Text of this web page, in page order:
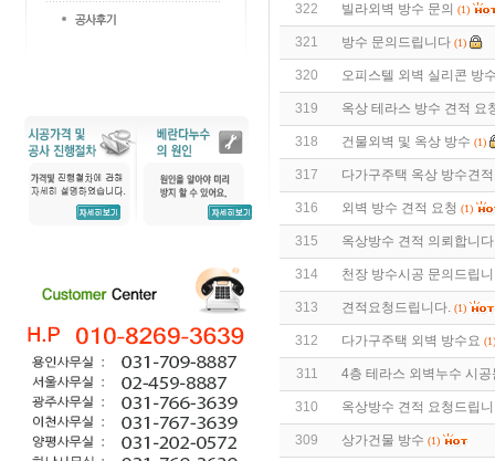
322 빌라외벽 방수 문의 (1)
321 방수 문의드립니다 (1)
320 오피스텔 외벽 실리콘 방
319 옥상 테라스 방수 견적 요
318 건물외벽 및 옥상 방수 (1)
317 다가구주택 옥상 방수견
316 외벽 방수 견적 요청 (1)
315 옥상방수 견적 의뢰합니
314 천장 방수시공 문의드립
313 견적요청드립니다. (1)
312 다가구주택 외벽 방수요 (1)
311 4층 테라스 외벽누수 시공
310 옥상방수 견적 요청드립
309 상가건물 방수 (1)